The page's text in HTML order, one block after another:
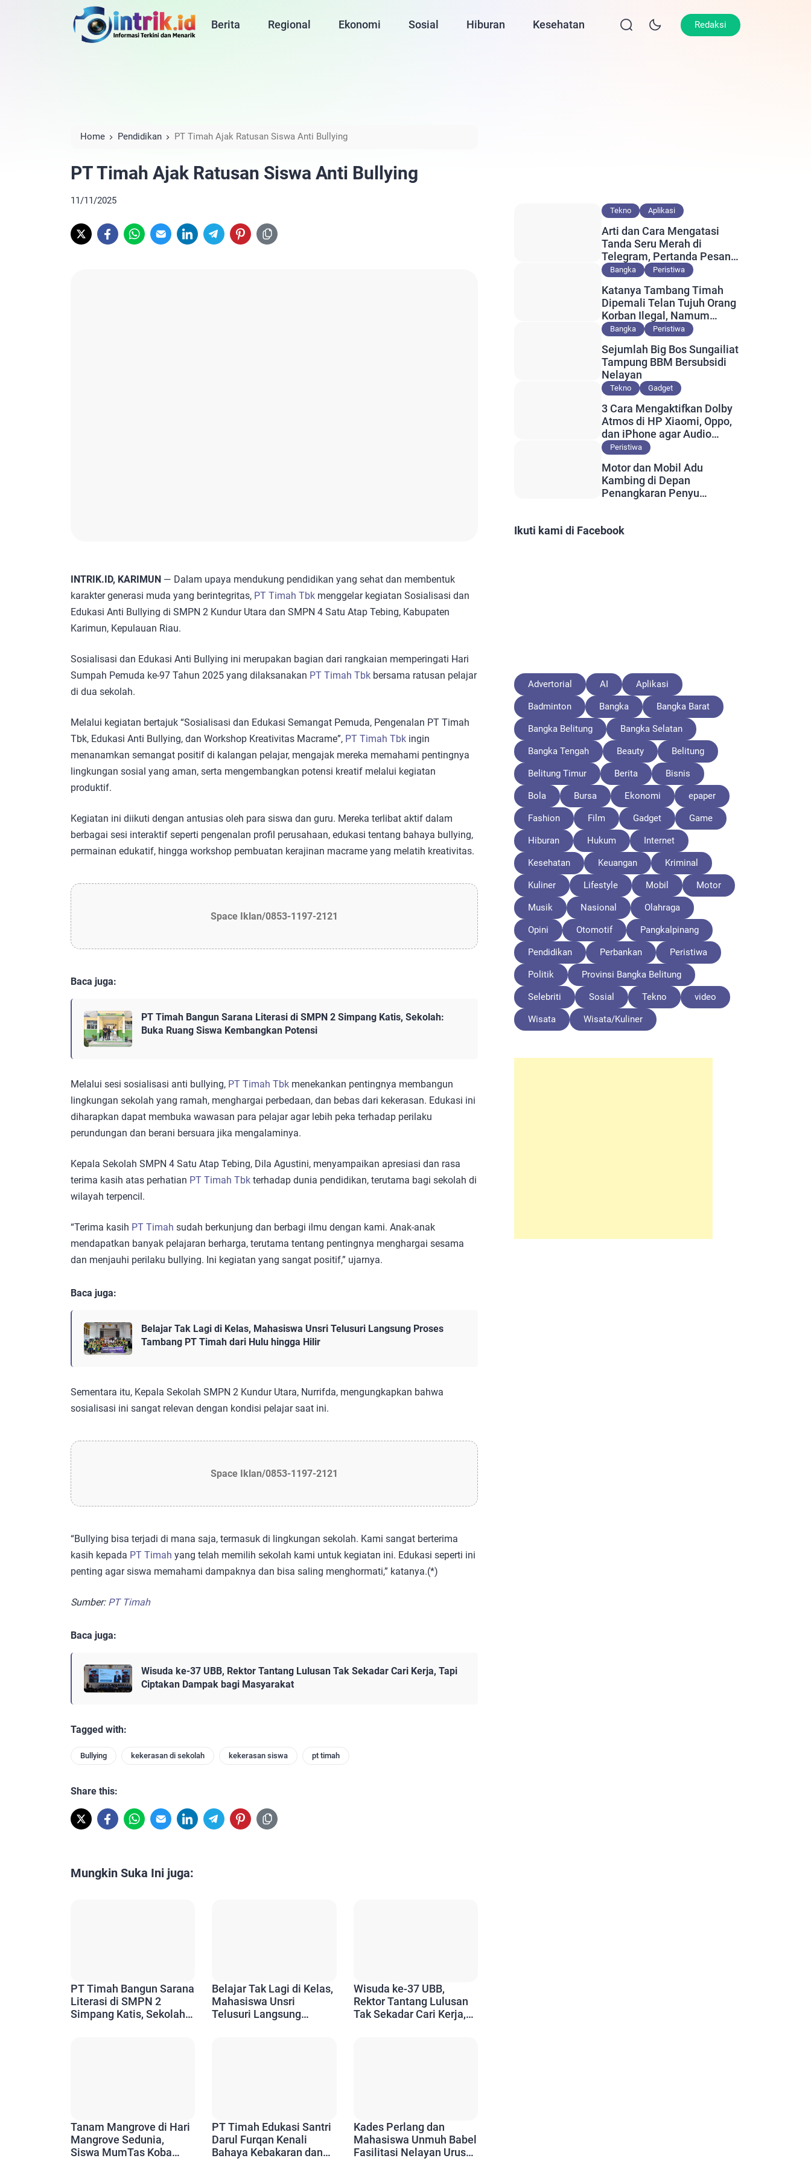
Berita Regional Ekonomi Sosial Hiburan Kesehatan Lifestyle Olahraga
Redaksi
Home Pendidikan PT Timah Ajak Ratusan Siswa Anti Bullying
PT Timah Ajak Ratusan Siswa Anti Bullying
11/11/2025
INTRIK.ID, KARIMUN — Dalam upaya mendukung pendidikan yang sehat dan membentuk
karakter generasi muda yang berintegritas, PT Timah Tbk menggelar kegiatan Sosialisasi dan
Edukasi Anti Bullying di SMPN 2 Kundur Utara dan SMPN 4 Satu Atap Tebing, Kabupaten
Karimun, Kepulauan Riau.
Sosialisasi dan Edukasi Anti Bullying ini merupakan bagian dari rangkaian memperingati Hari
Sumpah Pemuda ke-97 Tahun 2025 yang dilaksanakan PT Timah Tbk bersama ratusan pelajar
di dua sekolah.
Melalui kegiatan bertajuk “Sosialisasi dan Edukasi Semangat Pemuda, Pengenalan PT Timah
Tbk, Edukasi Anti Bullying, dan Workshop Kreativitas Macrame”, PT Timah Tbk ingin
menanamkan semangat positif di kalangan pelajar, mengajak mereka memahami pentingnya
lingkungan sosial yang aman, serta mengembangkan potensi kreatif melalui kegiatan
produktif.
Kegiatan ini diikuti dengan antusias oleh para siswa dan guru. Mereka terlibat aktif dalam
berbagai sesi interaktif seperti pengenalan profil perusahaan, edukasi tentang bahaya bullying,
permainan edukatif, hingga workshop pembuatan kerajinan macrame yang melatih kreativitas.
Space Iklan/0853-1197-2121
Baca juga:
PT Timah Bangun Sarana Literasi di SMPN 2 Simpang Katis, Sekolah:
Buka Ruang Siswa Kembangkan Potensi
Melalui sesi sosialisasi anti bullying, PT Timah Tbk menekankan pentingnya membangun
lingkungan sekolah yang ramah, menghargai perbedaan, dan bebas dari kekerasan. Edukasi ini
diharapkan dapat membuka wawasan para pelajar agar lebih peka terhadap perilaku
perundungan dan berani bersuara jika mengalaminya.
Kepala Sekolah SMPN 4 Satu Atap Tebing, Dila Agustini, menyampaikan apresiasi dan rasa
terima kasih atas perhatian PT Timah Tbk terhadap dunia pendidikan, terutama bagi sekolah di
wilayah terpencil.
“Terima kasih PT Timah sudah berkunjung dan berbagi ilmu dengan kami. Anak-anak
mendapatkan banyak pelajaran berharga, terutama tentang pentingnya menghargai sesama
dan menjauhi perilaku bullying. Ini kegiatan yang sangat positif,” ujarnya.
Baca juga:
Belajar Tak Lagi di Kelas, Mahasiswa Unsri Telusuri Langsung Proses
Tambang PT Timah dari Hulu hingga Hilir
Sementara itu, Kepala Sekolah SMPN 2 Kundur Utara, Nurrifda, mengungkapkan bahwa
sosialisasi ini sangat relevan dengan kondisi pelajar saat ini.
Space Iklan/0853-1197-2121
“Bullying bisa terjadi di mana saja, termasuk di lingkungan sekolah. Kami sangat berterima
kasih kepada PT Timah yang telah memilih sekolah kami untuk kegiatan ini. Edukasi seperti ini
penting agar siswa memahami dampaknya dan bisa saling menghormati,” katanya.(*)
Sumber: PT Timah
Baca juga:
Wisuda ke-37 UBB, Rektor Tantang Lulusan Tak Sekadar Cari Kerja, Tapi
Ciptakan Dampak bagi Masyarakat
Tagged with:
Bullying kekerasan di sekolah kekerasan siswa pt timah
Share this:
Mungkin Suka Ini juga:
PT Timah Bangun Sarana
Literasi di SMPN 2
Simpang Katis, Sekolah:
Belajar Tak Lagi di Kelas,
Mahasiswa Unsri
Telusuri Langsung
Wisuda ke-37 UBB,
Rektor Tantang Lulusan
Tak Sekadar Cari Kerja,
Tanam Mangrove di Hari
Mangrove Sedunia,
Siswa MumTas Koba
PT Timah Edukasi Santri
Darul Furqan Kenali
Bahaya Kebakaran dan
Kades Perlang dan
Mahasiswa Unmuh Babel
Fasilitasi Nelayan Urus
Tekno Aplikasi
Arti dan Cara Mengatasi
Tanda Seru Merah di
Telegram, Pertanda Pesan
Gagal Terkirim?
Bangka Peristiwa
Katanya Tambang Timah
Dipemali Telan Tujuh Orang
Korban Ilegal, Namum
Muncul Slip Pembayaran
Bangka Peristiwa
Sejumlah Big Bos Sungailiat
Tampung BBM Bersubsidi
Nelayan
Tekno Gadget
3 Cara Mengaktifkan Dolby
Atmos di HP Xiaomi, Oppo,
dan iPhone agar Audio
Lebih Maksimal
Peristiwa
Motor dan Mobil Adu
Kambing di Depan
Penangkaran Penyu
Ikuti kami di Facebook
Advertorial AI Aplikasi
Badminton Bangka Bangka Barat
Bangka Belitung Bangka Selatan
Bangka Tengah Beauty Belitung
Belitung Timur Berita Bisnis
Bola Bursa Ekonomi epaper
Fashion Film Gadget Game
Hiburan Hukum Internet
Kesehatan Keuangan Kriminal
Kuliner Lifestyle Mobil Motor
Musik Nasional Olahraga
Opini Otomotif Pangkalpinang
Pendidikan Perbankan Peristiwa
Politik Provinsi Bangka Belitung
Selebriti Sosial Tekno video
Wisata Wisata/Kuliner